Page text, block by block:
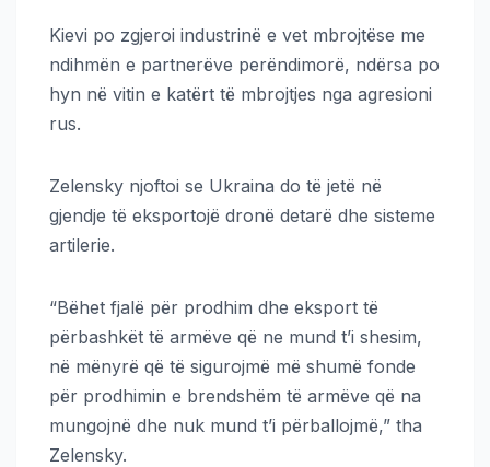
Kievi po zgjeroi industrinë e vet mbrojtëse me
ndihmën e partnerëve perëndimorë, ndërsa po
hyn në vitin e katërt të mbrojtjes nga agresioni
rus.
Zelensky njoftoi se Ukraina do të jetë në
gjendje të eksportojë dronë detarë dhe sisteme
artilerie.
“Bëhet fjalë për prodhim dhe eksport të
përbashkët të armëve që ne mund t’i shesim,
në mënyrë që të sigurojmë më shumë fonde
për prodhimin e brendshëm të armëve që na
mungojnë dhe nuk mund t’i përballojmë,” tha
Zelensky.